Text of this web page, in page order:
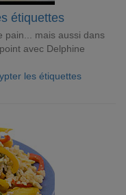
étiquettes
pain... mais aussi dans
avec Delphine
les étiquettes